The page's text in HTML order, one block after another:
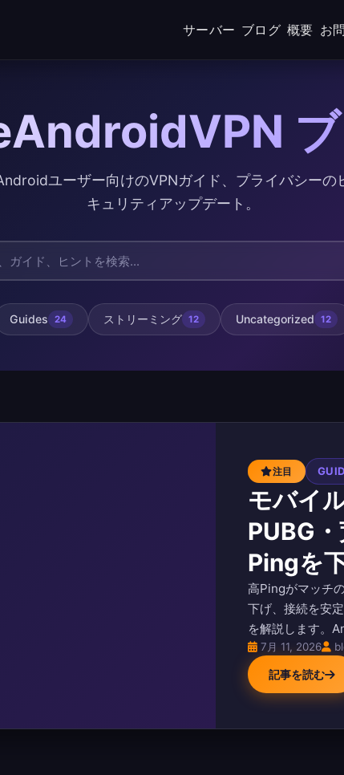
サーバー ブログ 概要 お
ユーザー向けのVPNガイド、プライバシーの
キュリティアップデート。
Guides 24 ストリーミング 12 Uncategorized 12
注目
モバイ
PUBG
Pingを
高Pingがマッチ
下げ、接続を安
を解説します。
7月 11, 2026
記事を読む